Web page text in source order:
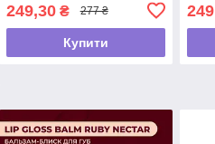
брелок
249,30₴ 277 ₴
Купити